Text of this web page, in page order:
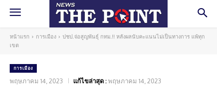
หน้าแรก การเมือง
ปชป.จ่อสูญพันธุ์ กทม.!! หลังผลนับคะแนนไม่เป็นทางการ แพ้ทุก
เขต
การเมือง
พฤษภาคม 14, 2023 แก้ไขล่าสุด :พฤษภาคม 14, 2023